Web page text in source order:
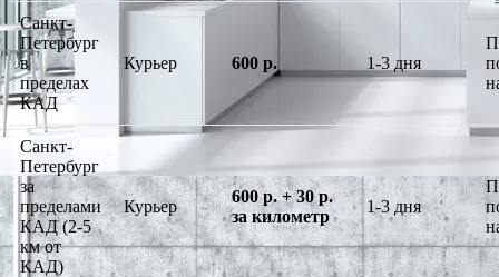
Санкт-
Петербург
в
пределах
КАД
Курьер 600 р. 1-3 дня
Санкт-
Петербург
за
пределами
КАД (2-5
км от
КАД)
Курьер
600 р. + 30 р.
за километр
1-3 дня